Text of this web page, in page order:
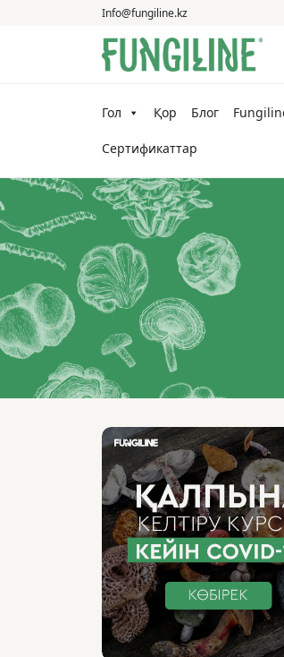
Info@fungiline.kz
Гол Қор Блог
Сертификаттар